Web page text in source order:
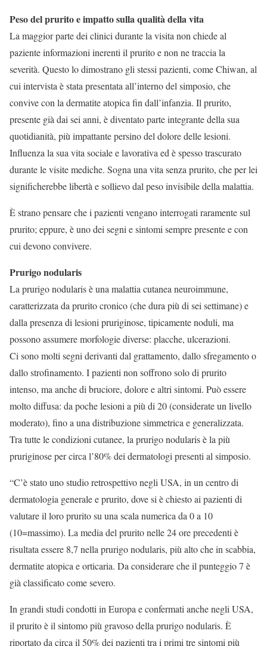
Peso del prurito e impatto sulla qualità della vita
La maggior parte dei clinici durante la visita non chiede al
paziente informazioni inerenti il prurito e non ne traccia la
severità. Questo lo dimostrano gli stessi pazienti, come Chiwan, al
cui intervista è stata presentata all’interno del simposio, che
convive con la dermatite atopica fin dall’infanzia. Il prurito,
presente già dai sei anni, è diventato parte integrante della sua
quotidianità, più impattante persino del dolore delle lesioni.
Influenza la sua vita sociale e lavorativa ed è spesso trascurato
durante le visite mediche. Sogna una vita senza prurito, che per lei
significherebbe libertà e sollievo dal peso invisibile della malattia.
È strano pensare che i pazienti vengano interrogati raramente sul
prurito; eppure, è uno dei segni e sintomi sempre presente e con
cui devono convivere.
Prurigo nodularis
La prurigo nodularis è una malattia cutanea neuroimmune,
caratterizzata da prurito cronico (che dura più di sei settimane) e
dalla presenza di lesioni pruriginose, tipicamente noduli, ma
possono assumere morfologie diverse: placche, ulcerazioni.
Ci sono molti segni derivanti dal grattamento, dallo sfregamento o
dallo strofinamento. I pazienti non soffrono solo di prurito
intenso, ma anche di bruciore, dolore e altri sintomi. Può essere
molto diffusa: da poche lesioni a più di 20 (considerate un livello
moderato), fino a una distribuzione simmetrica e generalizzata.
Tra tutte le condizioni cutanee, la prurigo nodularis è la più
pruriginose per circa l’80% dei dermatologi presenti al simposio.
“C’è stato uno studio retrospettivo negli USA, in un centro di
dermatologia generale e prurito, dove si è chiesto ai pazienti di
valutare il loro prurito su una scala numerica da 0 a 10
(10=massimo). La media del prurito nelle 24 ore precedenti è
risultata essere 8,7 nella prurigo nodularis, più alto che in scabbia,
dermatite atopica e orticaria. Da considerare che il punteggio 7 è
già classificato come severo.
In grandi studi condotti in Europa e confermati anche negli USA,
il prurito è il sintomo più gravoso della prurigo nodularis. È
riportato da circa il 50% dei pazienti tra i primi tre sintomi più